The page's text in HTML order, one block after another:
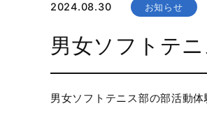
2024.08.30 お知らせ
男女ソフトテ
男女ソフトテニス部の部活動